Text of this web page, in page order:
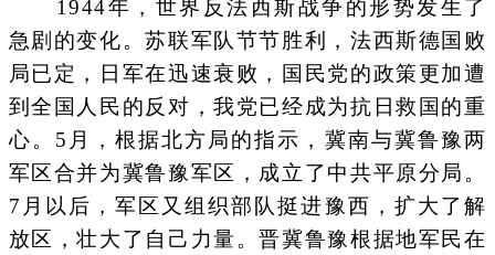
1944年，世界反法西斯战争的形势发生了
急剧的变化。苏联军队节节胜利，法西斯德国败
局已定，日军在迅速衰败，国民党的政策更加遭
到全国人民的反对，我党已经成为抗日救国的重
心。5月，根据北方局的指示，冀南与冀鲁豫两
军区合并为冀鲁豫军区，成立了中共平原分局。
7月以后，军区又组织部队挺进豫西，扩大了解
放区，壮大了自己力量。晋冀鲁豫根据地军民在